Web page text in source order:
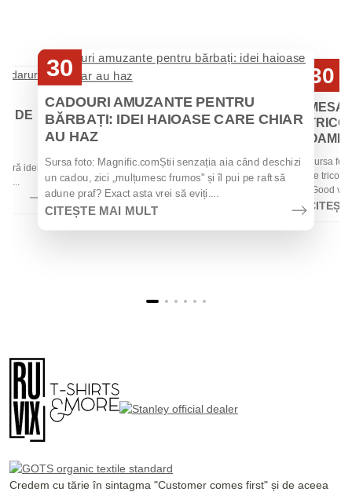
DE
idei
la...
30
CADOURI AMUZANTE PENTRU
BĂRBAȚI: IDEI HAIOASE CARE CHIAR
AU HAZ
Sursa foto: Magnific.comȘtii senzația aia când deschizi
un cadou, zici „mulțumesc frumos" și îl pui pe raft să
adune praf? Exact asta vrei să eviți....
CITEȘTE MAI MULT
30
Sursa
de
„Good
Credem cu tărie în sintagma "Customer comes first" și de aceea